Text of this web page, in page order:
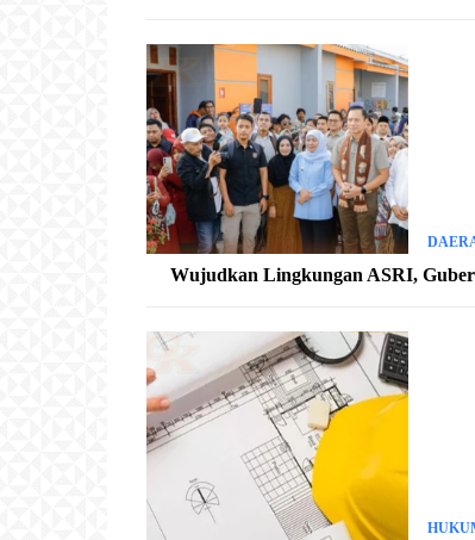
Wujudkan Lingkungan ASRI,